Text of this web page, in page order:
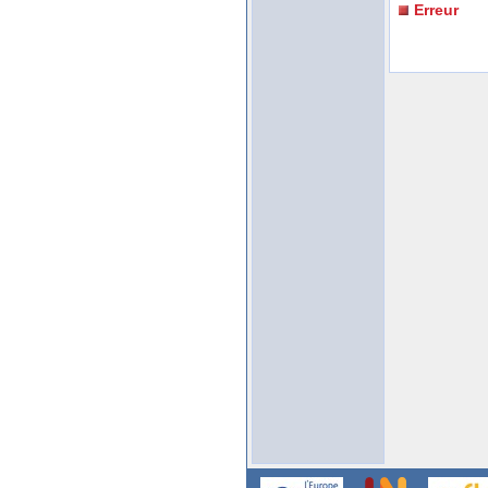
Erreur